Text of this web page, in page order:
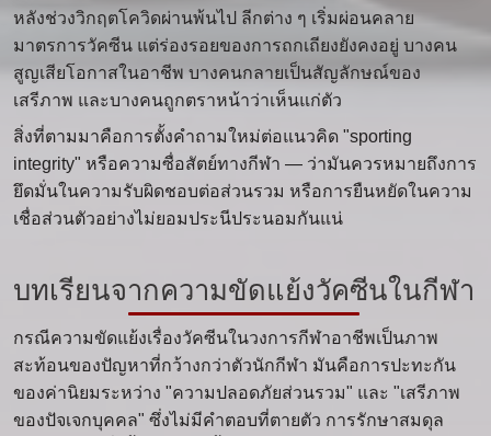
หลังช่วงวิกฤตโควิดผ่านพ้นไป ลีกต่าง ๆ เริ่มผ่อนคลาย
มาตรการวัคซีน แต่ร่องรอยของการถกเถียงยังคงอยู่ บางคน
สูญเสียโอกาสในอาชีพ บางคนกลายเป็นสัญลักษณ์ของ
เสรีภาพ และบางคนถูกตราหน้าว่าเห็นแก่ตัว
สิ่งที่ตามมาคือการตั้งคำถามใหม่ต่อแนวคิด "sporting
integrity" หรือความซื่อสัตย์ทางกีฬา — ว่ามันควรหมายถึงการ
ยึดมั่นในความรับผิดชอบต่อส่วนรวม หรือการยืนหยัดในความ
เชื่อส่วนตัวอย่างไม่ยอมประนีประนอมกันแน่
บทเรียนจากความขัดแย้งวัคซีนในกีฬา
กรณีความขัดแย้งเรื่องวัคซีนในวงการกีฬาอาชีพเป็นภาพ
สะท้อนของปัญหาที่กว้างกว่าตัวนักกีฬา มันคือการปะทะกัน
ของค่านิยมระหว่าง "ความปลอดภัยส่วนรวม" และ "เสรีภาพ
ของปัจเจกบุคคล" ซึ่งไม่มีคำตอบที่ตายตัว การรักษาสมดุล